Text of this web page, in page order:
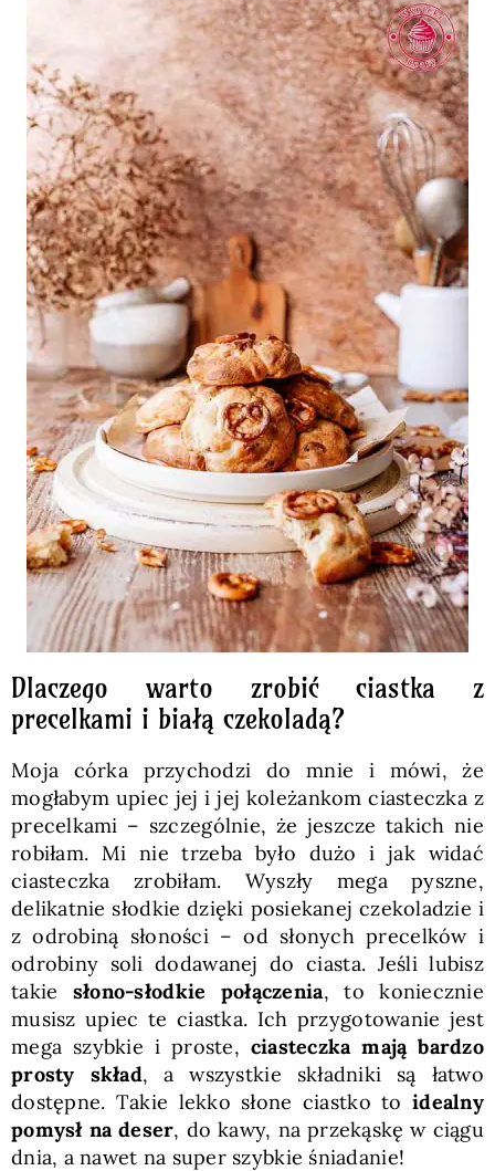
Dlaczego warto zrobić ciastka z
precelkami i białą czekoladą?
Moja córka przychodzi do mnie i mówi, że
mogłabym upiec jej i jej koleżankom ciasteczka z
precelkami – szczególnie, że jeszcze takich nie
robiłam. Mi nie trzeba było dużo i jak widać
ciasteczka zrobiłam. Wyszły mega pyszne,
delikatnie słodkie dzięki posiekanej czekoladzie i
z odrobiną słoności – od słonych precelków i
odrobiny soli dodawanej do ciasta. Jeśli lubisz
takie słono-słodkie połączenia, to koniecznie
musisz upiec te ciastka. Ich przygotowanie jest
mega szybkie i proste, ciasteczka mają bardzo
prosty skład, a wszystkie składniki są łatwo
dostępne. Takie lekko słone ciastko toidealny
pomysł na deser, do kawy, na przekąskę w ciągu
dnia, a nawet na super szybkie śniadanie!